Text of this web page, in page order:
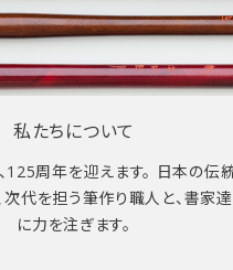
私たちについて
125周年を迎えます。 日本の伝
次代を担う筆作り職人と、書家
に力を注ぎます。